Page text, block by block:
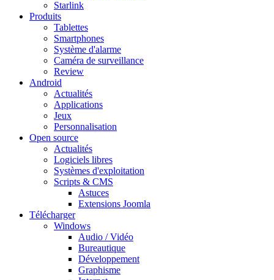
Starlink
Produits
Tablettes
Smartphones
Système d'alarme
Caméra de surveillance
Review
Android
Actualités
Applications
Jeux
Personnalisation
Open source
Actualités
Logiciels libres
Systèmes d'exploitation
Scripts & CMS
Astuces
Extensions Joomla
Télécharger
Windows
Audio / Vidéo
Bureautique
Développement
Graphisme